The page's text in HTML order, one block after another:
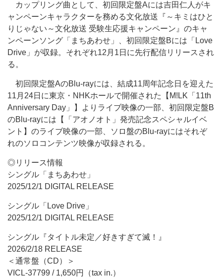
カップリング曲として、初回限定盤Aには吉田仁人がキ
ャンペーンキャラクターを務める文化放送『～キミはひと
りじゃない～文化放送 受験生応援キャンペーン』のキャ
ンペーンソング「まちあわせ」、初回限定盤Bには「Love
Drive」が収録。それぞれ12月1日に先行配信リリースされ
る。
初回限定盤AのBlu-rayには、結成11周年記念日を迎えた
11月24日に東京・NHKホールで開催された【M!LK「11th
Anniversary Day」】よりライブ映像の一部、初回限定盤B
のBlu-rayには【「アオノオト」発売記念スペシャルイベ
ント】のライブ映像の一部、ソロ盤のBlu-rayにはそれぞ
れのソロコンテンツ映像が収録される。
◎リリース情報
シングル「まちあわせ」
2025/12/1 DIGITAL RELEASE
シングル「Love Drive」
2025/12/1 DIGITAL RELEASE
シングル『タイトル未定／好きすぎて滅！』
2026/2/18 RELEASE
＜通常盤（CD）＞
VICL-37799 / 1,650円（tax in.）